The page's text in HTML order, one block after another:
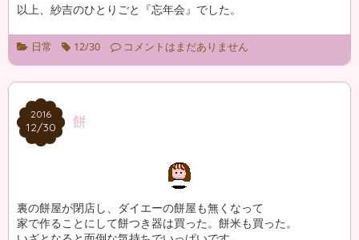
以上、紗吉のひとりごと『忘年会』でした。
日常 12/30 コメントはまだありません
2016
12/30
2016
12/30 餅
裏の餅屋が閉店し、ダイエーの餅屋も無くなって
家で作ることにして餅つき器は買った。餅米も買った。